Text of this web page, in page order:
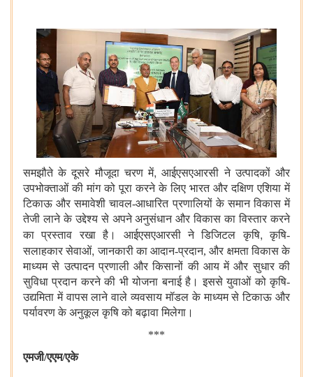
समझौते के दूसरे मौजूदा चरण में, आईएसएआरसी ने उत्पादकों और
उपभोक्ताओं की मांग को पूरा करने के लिए भारत और दक्षिण एशिया में
टिकाऊ और समावेशी चावल-आधारित प्रणालियों के समान विकास में
तेजी लाने के उद्देश्य से अपने अनुसंधान और विकास का विस्तार करने
का प्रस्ताव रखा है। आईएसएआरसी ने डिजिटल कृषि, कृषि-
सलाहकार सेवाओं, जानकारी का आदान-प्रदान, और क्षमता विकास के
माध्यम से उत्पादन प्रणाली और किसानों की आय में और सुधार की
सुविधा प्रदान करने की भी योजना बनाई है। इससे युवाओं को कृषि-
उद्यमिता में वापस लाने वाले व्यवसाय मॉडल के माध्यम से टिकाऊ और
पर्यावरण के अनुकूल कृषि को बढ़ावा मिलेगा।
***
एमजी/एएम/एके